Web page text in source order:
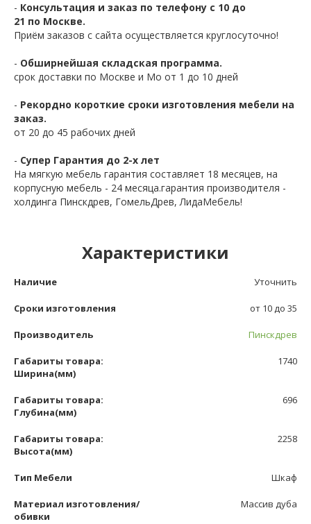
- Консультация и заказ по телефону с 10 до
21 по Москве.
Приём заказов с сайта осуществляется круглосуточно!
- Обширнейшая складская программа.
срок доставки по Москве и Мо от 1 до 10 дней
- Рекордно короткие сроки изготовления мебели на
заказ.
от 20 до 45 рабочих дней
- Супер Гарантия до 2-х лет
На мягкую мебель гарантия составляет 18 месяцев, на
корпусную мебель - 24 месяца.гарантия производителя -
холдинга Пинскдрев, ГомельДрев, ЛидаМебель!
Характеристики
Наличие Уточнить
Сроки изготовления от 10 до 35
Производитель Пинскдрев
Габариты товара:
Ширина(мм)
1740
Габариты товара:
Глубина(мм)
696
Габариты товара:
Высота(мм)
2258
Тип Мебели Шкаф
Материал изготовления/
обивки
Массив дуба